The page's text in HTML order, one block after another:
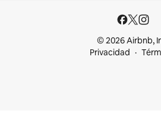
© 2026 Airbnb,
Privacidad